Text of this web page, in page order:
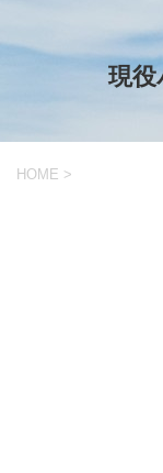
現
HOME >